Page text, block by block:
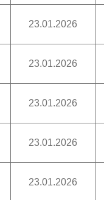
23.01.2026
23.01.2026
23.01.2026
23.01.2026
23.01.2026